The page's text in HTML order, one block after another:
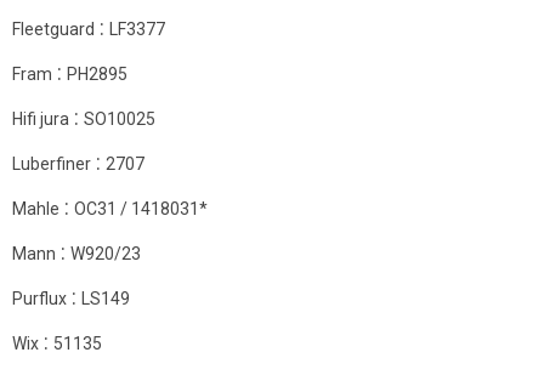
Fleetguard : LF3377
Fram : PH2895
Hifi jura : SO10025
Luberfiner : 2707
Mahle : OC31 / 1418031*
Mann : W920/23
Purflux : LS149
Wix : 51135